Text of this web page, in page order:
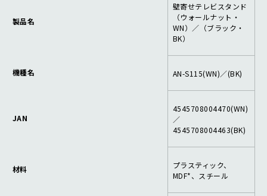
製品名
壁寄せテレビスタンド
（ウォールナット・
WN）／（ブラック・
BK）
機種名 AN-S115(WN)／(BK)
JAN
4545708004470(WN)
／
4545708004463(BK)
材料
プラスティック、
MDF*、スチール